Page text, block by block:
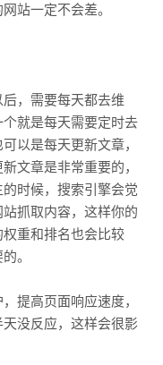
站一定不会差。
，需要每天都去维
就是每天需要定时去
以是每天更新文章，
文章是非常重要的，
时候，搜索引擎会觉
抓取内容，这样你的
重和排名也会比较
。
高页面响应速度，
没反应，这样会很影